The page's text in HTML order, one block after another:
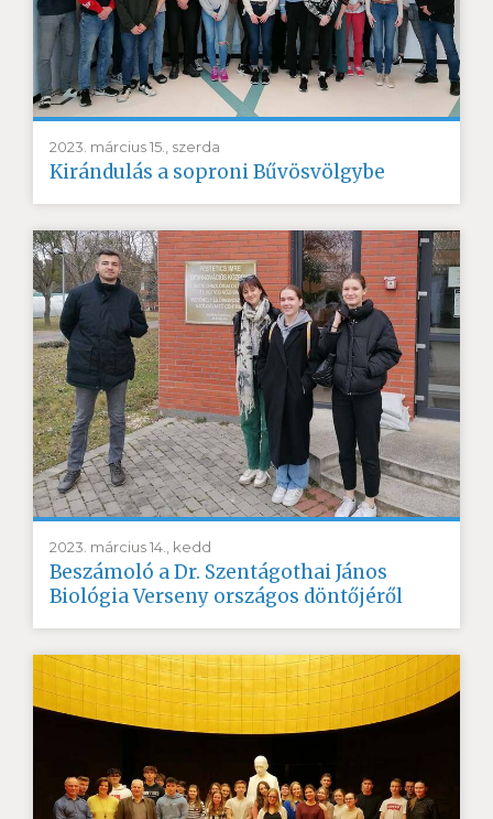
2023. március 15., szerda
Kirándulás a soproni Bűvösvölgybe
2023. március 14., kedd
Beszámoló a Dr. Szentágothai János
Biológia Verseny országos döntőjéről